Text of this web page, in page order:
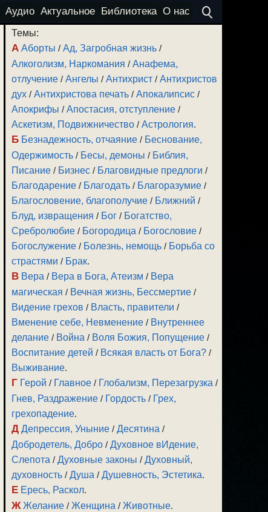
Аудио Актуальное Библиотека О нас
Темы:
А Аборты /Ад, Загробная жизнь /
Алкоголизм, Наркомания /Анафема,
отлучение /Ангелы /Антихрист /Антихристов
дух /Антихристова печать /Апокалипсис /
Апокрифы /Апостасия, отступление /
Аскетизм, Подвижничество /Астрология.
Б Безнадежность, отчаяние / Беснование,
Одержимость / Бесы, демоны / Библия,
Писание / Бизнес / Благовидные предлоги /
Благодарение / Благодать / Благоразумие /
Благословение, благополучие / Ближний /
Блуд, извращения / Бог / Богатство,
Сребролюбие / Богородица / Богословие /
Богослужение / Болезнь, немощь / Борьба со
страстями / Брак.
В Вера / Вера в Бога, Атеизм / Вера
магическая / Вечная жизнь, Бессмертие /
Видение грехов / Власть, правители /
Вменение себе, Невменение / Внутреннее
делание / Война / Воля Божия, Попущение /
Воспитание детей / Всякая власть от Бога? /
Выживание.
Г Герой / Главное / Глобализм, Перезагрузка /
Гнев, Раздражение / Гордость / Грех,
грехопадение.
Д Депрессия, Уныние /Десятина /
Добродетель, Добро /Духовное вИдение,
Слепота /Духовные законы /Духовный,
духовность /Душа /Душевность, Эстетика.
Е Ересь, Раскол.
Ж Желание /Женщина /Животные.